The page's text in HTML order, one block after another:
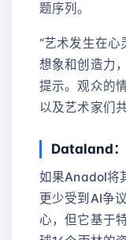
题序列。
“艺术发生在心
想象和创造力
提示。观众的
以及艺术家们
Dataland
如果Anadol将
更少受到AI争
心，但它基于